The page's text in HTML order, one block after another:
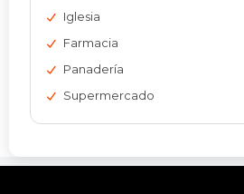
Iglesia
Farmacia
Panadería
Supermercado